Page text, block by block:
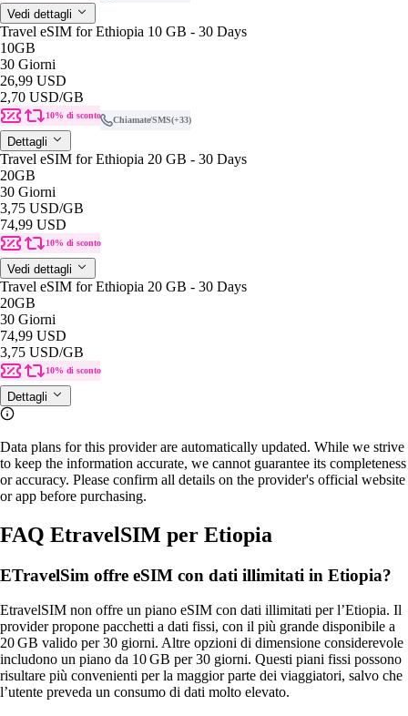
Vedi dettagli
Travel eSIM for Ethiopia 10 GB - 30 Days
10GB
30 Giorni
26,99 USD
2,70 USD/GB
10% di sconto Chiamate/SMS(+33)
Dettagli
Travel eSIM for Ethiopia 20 GB - 30 Days
20GB
30 Giorni
3,75 USD/GB
74,99 USD
10% di sconto
Vedi dettagli
Travel eSIM for Ethiopia 20 GB - 30 Days
20GB
30 Giorni
74,99 USD
3,75 USD/GB
10% di sconto
Dettagli
Data plans for this provider are automatically updated. While we strive
to keep the information accurate, we cannot guarantee its completeness
or accuracy. Please confirm all details on the provider's official website
or app before purchasing.
FAQ EtravelSIM per Etiopia
ETravelSim offre eSIM con dati illimitati in Etiopia?
EtravelSIM non offre un piano eSIM con dati illimitati per l’Etiopia. Il
provider propone pacchetti a dati fissi, con il più grande disponibile a
20 GB valido per 30 giorni. Altre opzioni di dimensione considerevole
includono un piano da 10 GB per 30 giorni. Questi piani fissi possono
risultare più convenienti per la maggior parte dei viaggiatori, salvo che
l’utente preveda un consumo di dati molto elevato.